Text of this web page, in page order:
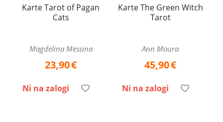
Karte Tarot of Pagan
Cats
Magdelina Messina
23,90€
Ni na zalogi
Karte The Green Witch
Tarot
Ann Moura
45,90€
Ni na zalogi